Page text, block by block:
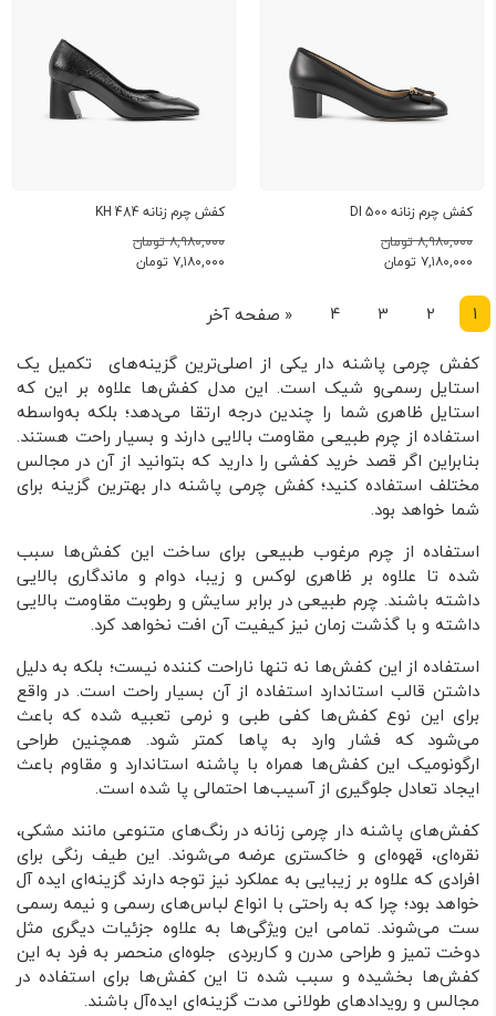
کفش چرم زنانه DI 500
۸,۹۸۰,۰۰۰ تومان
۷,۱۸۰,۰۰۰ تومان
کفش چرم زنانه KH 484
۸,۹۸۰,۰۰۰ تومان
۷,۱۸۰,۰۰۰ تومان
1
2
3
4
« صفحه آخر
کفش چرمی پاشنه دار یکی از اصلی‌ترین گزینه‌های تکمیل یک
استایل رسمی‌و شیک است. این مدل‌ کفش‌ها علاوه بر این که
استایل ظاهری شما را چندین درجه ارتقا می‌دهد؛ بلکه به‌واسطه
استفاده از چرم طبیعی مقاومت بالایی دارند و بسیار راحت هستند.
بنابراین اگر قصد خرید کفشی را دارید که بتوانید از آن در مجالس
مختلف استفاده کنید؛ کفش چرمی پاشنه دار بهترین گزینه برای
شما خواهد بود.
استفاده از چرم مرغوب طبیعی برای ساخت این کفش‌ها سبب
شده تا علاوه بر ظاهری لوکس و زیبا، دوام و ماندگاری بالایی
داشته باشند. چرم طبیعی در برابر سایش و رطوبت مقاومت بالایی
داشته و با گذشت زمان نیز کیفیت آن افت نخواهد کرد.
استفاده از این کفش‌ها نه تنها ناراحت کننده نیست؛ بلکه به دلیل
داشتن قالب استاندارد استفاده از آن بسیار راحت است. در واقع
برای این نوع کفش‌ها کفی طبی و نرمی تعبیه شده که باعث
می‌شود که فشار وارد به پاها کمتر شود. همچنین طراحی
ارگونومیک این کفش‌ها همراه با پاشنه استاندارد و مقاوم باعث
ایجاد تعادل جلوگیری از آسیب‌ها احتمالی پا شده است.
کفش‌های پاشنه دار چرمی زنانه در رنگ‌های متنوعی مانند مشکی،
نقره‌ای، قهوه‌ای و خاکستری عرضه می‌شوند. این طیف رنگی برای
افرادی که علاوه بر زیبایی به عملکرد نیز توجه دارند گزینه‌ای ایده آل
خواهد بود؛ چرا که به راحتی با انواع لباس‌‌های رسمی و نیمه رسمی
ست می‌شوند. تمامی این ویژگی‌ها به علاوه جزئیات دیگری مثل
دوخت تمیز و طراحی مدرن و کاربردی جلوه‌ای منحصر به فرد به این
کفش‌ها بخشیده و سبب شده تا این کفش‌ها برای استفاده در
مجالس و رویداد‌های طولانی مدت گزینه‌ای ایده‌آل باشند.